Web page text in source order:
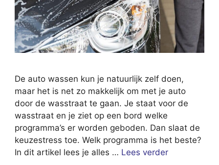
De auto wassen kun je natuurlijk zelf doen,
maar het is net zo makkelijk om met je auto
door de wasstraat te gaan. Je staat voor de
wasstraat en je ziet op een bord welke
programma’s er worden geboden. Dan slaat de
keuzestress toe. Welk programma is het beste?
In dit artikel lees je alles … Lees verder